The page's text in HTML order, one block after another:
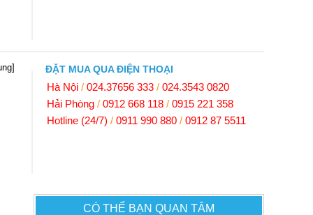
ĐẶT MUA QUA ĐIỆN THOẠI
Hà Nội / 024.37656 333 / 024.3543 0820
Hải Phòng / 0912 668 118 / 0915 221 358
Hotline (24/7) / 0911 990 880 / 0912 87 5511
CÓ THỂ BẠN QUAN TÂM